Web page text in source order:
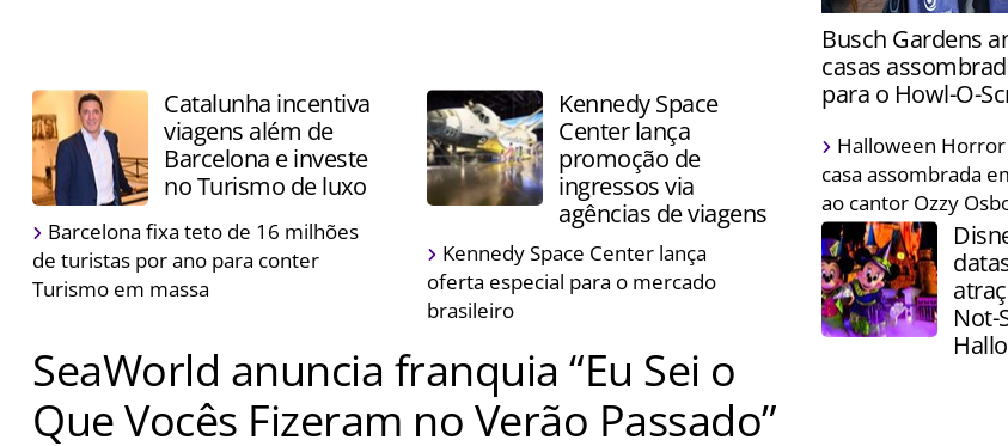
Destino segue para
Rio de Janeiro a fim
negócios com trade
Busch Gardens
casas
para o Howl-O-
Visitantes serão
profundezas da
uma equipe
Halloween
casa assombrada
ao cantor Ozzy
Catalunha incentiva
viagens além de
Barcelona e investe
no Turismo de luxo
Barcelona fixa teto de 16 milhões
de turistas por ano para conter
Turismo em massa
Kennedy Space
Center lança
promoção de
ingressos via
agências de viagens
Kennedy Space Center lança
oferta especial para o mercado
brasileiro
Not-
SeaWorld anuncia franquia “Eu Sei o
Que Vocês Fizeram no Verão Passado”